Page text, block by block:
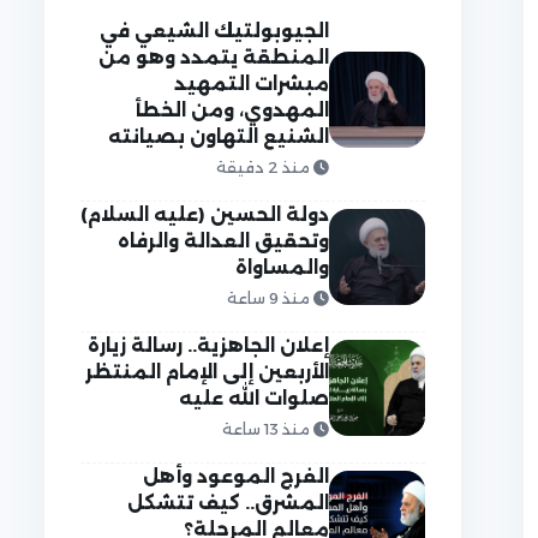
الجيوبولتيك الشيعي في
المنطقة يتمدد وهو من
مبشرات التمهيد
المهدوي، ومن الخطأ
الشنيع التهاون بصيانته
منذ 2 دقيقة
دولة الحسين (عليه السلام)
وتحقيق العدالة والرفاه
والمساواة
منذ 9 ساعة
إعلان الجاهزية.. رسالة زيارة
الأربعين إلى الإمام المنتظر
صلوات الله عليه
منذ 13 ساعة
الفرج الموعود وأهل
المشرق.. كيف تتشكل
معالم المرحلة؟